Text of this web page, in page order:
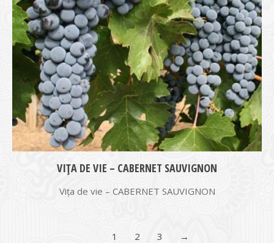
VIŢA DE VIE – CABERNET SAUVIGNON
Vița de vie – CABERNET SAUVIGNON
1 2 3 →